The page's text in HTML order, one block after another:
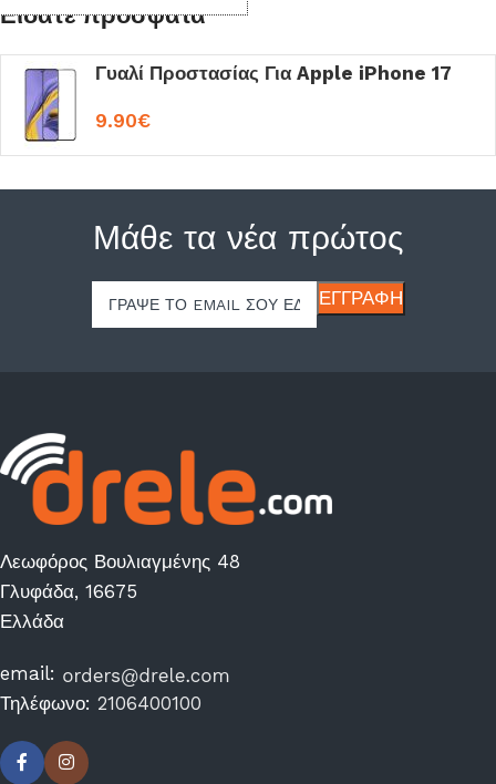
Είδατε πρόσφατα
Γυαλί Προστασίας Για Apple iPhone 17
9.90€
Μάθε τα νέα πρώτος
Λεωφόρος Βουλιαγμένης 48
Γλυφάδα, 16675
Ελλάδα
email:
Τηλέφωνο: 2106400100